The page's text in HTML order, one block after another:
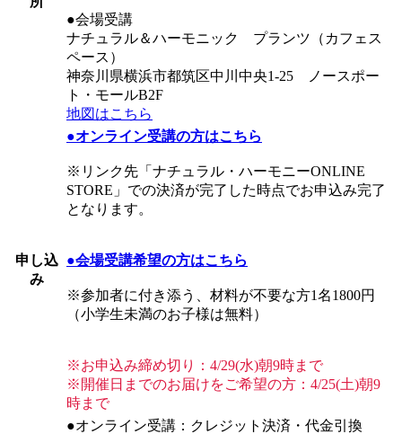
●会場受講
ナチュラル＆ハーモニック プランツ（カフェス
ペース）
神奈川県横浜市都筑区中川中央1-25 ノースポー
ト・モールB2F
地図はこちら
申し込
み
●オンライン受講の方はこちら
※リンク先「ナチュラル・ハーモニーONLINE
STORE」での決済が完了した時点でお申込み完了
となります。
●会場受講希望の方はこちら
※参加者に付き添う、材料が不要な方1名1800円
（小学生未満のお子様は無料）
※お申込み締め切り：4/29(水)朝9時まで
※開催日までのお届けをご希望の方：4/25(土)朝9
時まで
●オンライン受講：クレジット決済・代金引換